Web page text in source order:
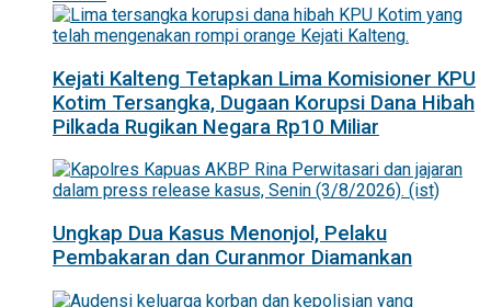
Kejati Kalteng Tetapkan Lima Komisioner KPU
Kotim Tersangka, Dugaan Korupsi Dana Hibah
Pilkada Rugikan Negara Rp10 Miliar
Ungkap Dua Kasus Menonjol, Pelaku
Pembakaran dan Curanmor Diamankan